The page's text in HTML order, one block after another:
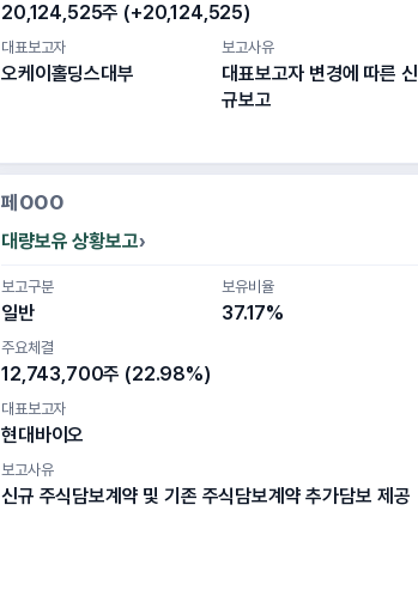
20,124,525주 (+20,124,525)
대표보고자
오케이홀딩스대부
보고사유
대표보고자 변경에 따른 신
규보고
페OOO
대량보유 상황보고
보고구분
일반
보유비율
37.17%
주요체결
12,743,700주 (22.98%)
대표보고자
현대바이오
보고사유
신규 주식담보계약 및 기존 주식담보계약 추가담보 제공